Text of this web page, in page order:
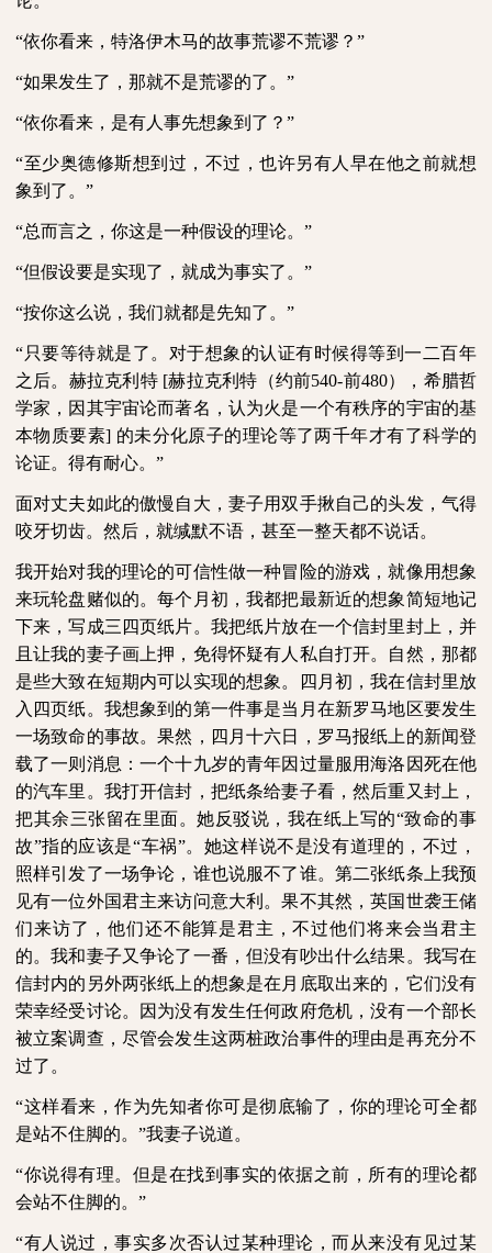
“依你看来，特洛伊木马的故事荒谬不荒谬？”
“如果发生了，那就不是荒谬的了。”
“依你看来，是有人事先想象到了？”
“至少奥德修斯想到过，不过，也许另有人早在他之前就想
象到了。”
“总而言之，你这是一种假设的理论。”
“但假设要是实现了，就成为事实了。”
“按你这么说，我们就都是先知了。”
“只要等待就是了。对于想象的认证有时候得等到一二百年
之后。赫拉克利特[赫拉克利特（约前540-前480），希腊哲
学家，因其宇宙论而著名，认为火是一个有秩序的宇宙的基
本物质要素] 的未分化原子的理论等了两千年才有了科学的
论证。得有耐心。 ”
面对丈夫如此的傲慢自大，妻子用双手揪自己的头发，气得
咬牙切齿。然后，就缄默不语，甚至一整天都不说话。
我开始对我的理论的可信性做一种冒险的游戏，就像用想象
来玩轮盘赌似的。每个月初，我都把最新近的想象简短地记
下来，写成三四页纸片。我把纸片放在一个信封里封上，并
且让我的妻子画上押，免得怀疑有人私自打开。自然，那都
是些大致在短期内可以实现的想象。四月初，我在信封里放
入四页纸。我想象到的第一件事是当月在新罗马地区要发生
一场致命的事故。果然，四月十六日，罗马报纸上的新闻登
载了一则消息：一个十九岁的青年因过量服用海洛因死在他
的汽车里。我打开信封，把纸条给妻子看，然后重又封上，
把其余三张留在里面。她反驳说，我在纸上写的“致命的事
故”指的应该是“车祸”。她这样说不是没有道理的，不过，
照样引发了一场争论，谁也说服不了谁。第二张纸条上我预
见有一位外国君主来访问意大利。果不其然，英国世袭王储
们来访了，他们还不能算是君主，不过他们将来会当君主
的。我和妻子又争论了一番，但没有吵出什么结果。我写在
信封内的另外两张纸上的想象是在月底取出来的，它们没有
荣幸经受讨论。因为没有发生任何政府危机，没有一个部长
被立案调查，尽管会发生这两桩政治事件的理由是再充分不
过了。
“这样看来，作为先知者你可是彻底输了，你的理论可全都
是站不住脚的。”我妻子说道。
“你说得有理。但是在找到事实的依据之前，所有的理论都
会站不住脚的。”
“有人说过，事实多次否认过某种理论，而从来没有见过某